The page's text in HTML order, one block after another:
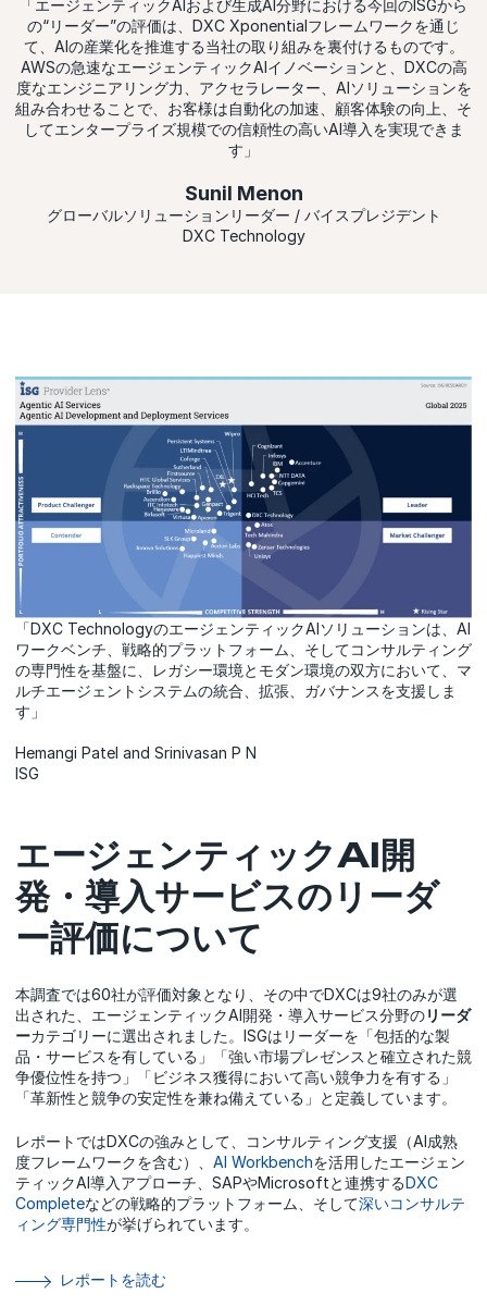
「エージェンティックAIおよび生成AI分野における今回のISGから
の“リーダー”の評価は、DXC Xponentialフレームワークを通じ
て、AIの産業化を推進する当社の取り組みを裏付けるものです。
AWSの急速なエージェンティックAIイノベーションと、DXCの高
度なエンジニアリング力、アクセラレーター、AIソリューションを
組み合わせることで、お客様は自動化の加速、顧客体験の向上、そ
してエンタープライズ規模での信頼性の高いAI導入を実現できま
す」
Sunil Menon
グローバルソリューションリーダー / バイスプレジデント
DXC Technology
「DXC TechnologyのエージェンティックAIソリューションは、AI
ワークベンチ、戦略的プラットフォーム、そしてコンサルティング
の専門性を基盤に、レガシー環境とモダン環境の双方において、マ
ルチエージェントシステムの統合、拡張、ガバナンスを支援しま
す」
Hemangi Patel and Srinivasan P N
ISG
エージェンティックAI開
発・導入サービスのリーダ
ー評価について
本調査では60社が評価対象となり、その中でDXCは9社のみが選
出された、エージェンティックAI開発・導入サービス分野のリーダ
ーカテゴリーに選出されました。ISGはリーダーを「包括的な製
品・サービスを有している」「強い市場プレゼンスと確立された競
争優位性を持つ」「ビジネス獲得において高い競争力を有する」
「革新性と競争の安定性を兼ね備えている」と定義しています。
レポートではDXCの強みとして、コンサルティング支援（AI成熟
度フレームワークを含む）、 AI Workbenchを活用したエージェン
ティックAI導入アプローチ、SAPやMicrosoftと連携する DXC
Completeなどの戦略的プラットフォーム、そして深いコンサルテ
ィング専門性が挙げられています。
レポートを読む